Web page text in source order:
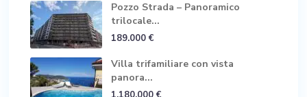
Pozzo Strada – Panoramico
trilocale...
189.000 €
Villa trifamiliare con vista
panora...